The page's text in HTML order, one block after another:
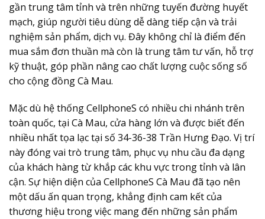
gần trung tâm tỉnh và trên những tuyến đường huyết
mạch, giúp người tiêu dùng dễ dàng tiếp cận và trải
nghiệm sản phẩm, dịch vụ. Đây không chỉ là điểm đến
mua sắm đơn thuần mà còn là trung tâm tư vấn, hỗ trợ
kỹ thuật, góp phần nâng cao chất lượng cuộc sống số
cho cộng đồng Cà Mau.
Mặc dù hệ thống CellphoneS có nhiều chi nhánh trên
toàn quốc, tại Cà Mau, cửa hàng lớn và được biết đến
nhiều nhất tọa lạc tại số 34-36-38 Trần Hưng Đạo. Vị trí
này đóng vai trò trung tâm, phục vụ nhu cầu đa dạng
của khách hàng từ khắp các khu vực trong tỉnh và lân
cận. Sự hiện diện của CellphoneS Cà Mau đã tạo nên
một dấu ấn quan trọng, khẳng định cam kết của
thương hiệu trong việc mang đến những sản phẩm